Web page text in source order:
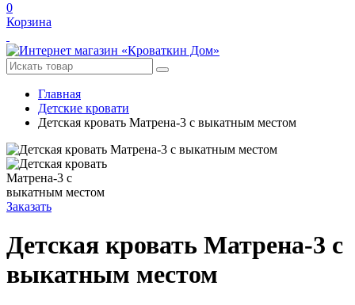
0
Корзина
Главная
Детские кровати
Детская кровать Матрена-3 с выкатным местом
Заказать
Детская кровать Матрена-3 с
выкатным местом